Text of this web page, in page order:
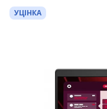
УЦІНКА